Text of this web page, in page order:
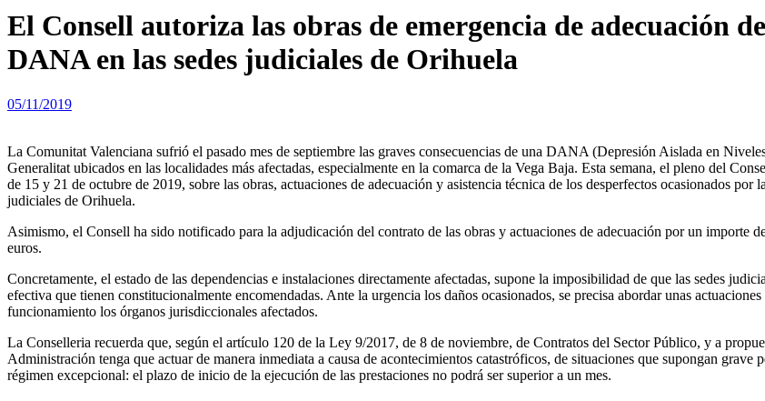
El Consell autoriza las obras de emergencia de adecuación
DANA en las sedes judiciales de Orihuela
05/11/2019
La Comunitat Valenciana sufrió el pasado mes de septiembre las graves consecuencias de una DANA (Depresión Aislada en
Generalitat ubicados en las localidades más afectadas, especialmente en la comarca de la Vega Baja. Esta semana, el pleno del
de 15 y 21 de octubre de 2019, sobre las obras, actuaciones de adecuación y asistencia técnica de los desperfectos ocasionados
judiciales de Orihuela.
Asimismo, el Consell ha sido notificado para la adjudicación del contrato de las obras y actuaciones de adecuación por un importe
euros.
Concretamente, el estado de las dependencias e instalaciones directamente afectadas, supone la imposibilidad de que las sedes
efectiva que tienen constitucionalmente encomendadas. Ante la urgencia los daños ocasionados, se precisa abordar unas
funcionamiento los órganos jurisdiccionales afectados.
La Conselleria recuerda que, según el artículo 120 de la Ley 9/2017, de 8 de noviembre, de Contratos del Sector Público, y a
Administración tenga que actuar de manera inmediata a causa de acontecimientos catastróficos, de situaciones que supongan grave
régimen excepcional: el plazo de inicio de la ejecución de las prestaciones no podrá ser superior a un mes.